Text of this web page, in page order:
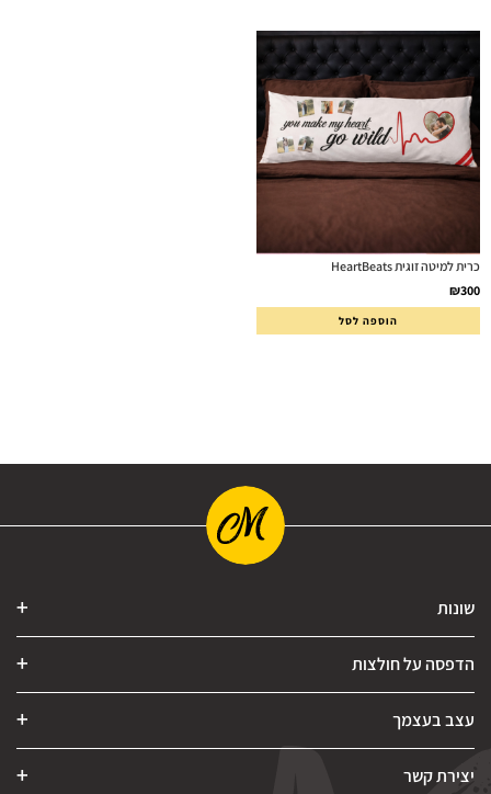
כרית למיטה זוגית HeartBeats
₪300
הוספה לסל
שונות
הדפסה על חולצות
עצב בעצמך
יצירת קשר